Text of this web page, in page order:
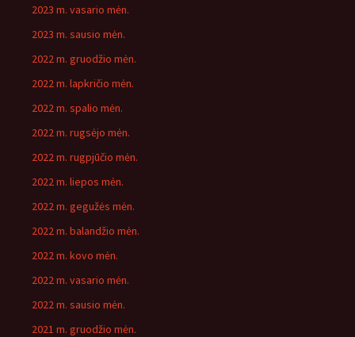
2023 m. vasario mėn.
2023 m. sausio mėn.
2022 m. gruodžio mėn.
2022 m. lapkričio mėn.
2022 m. spalio mėn.
2022 m. rugsėjo mėn.
2022 m. rugpjūčio mėn.
2022 m. liepos mėn.
2022 m. gegužės mėn.
2022 m. balandžio mėn.
2022 m. kovo mėn.
2022 m. vasario mėn.
2022 m. sausio mėn.
2021 m. gruodžio mėn.